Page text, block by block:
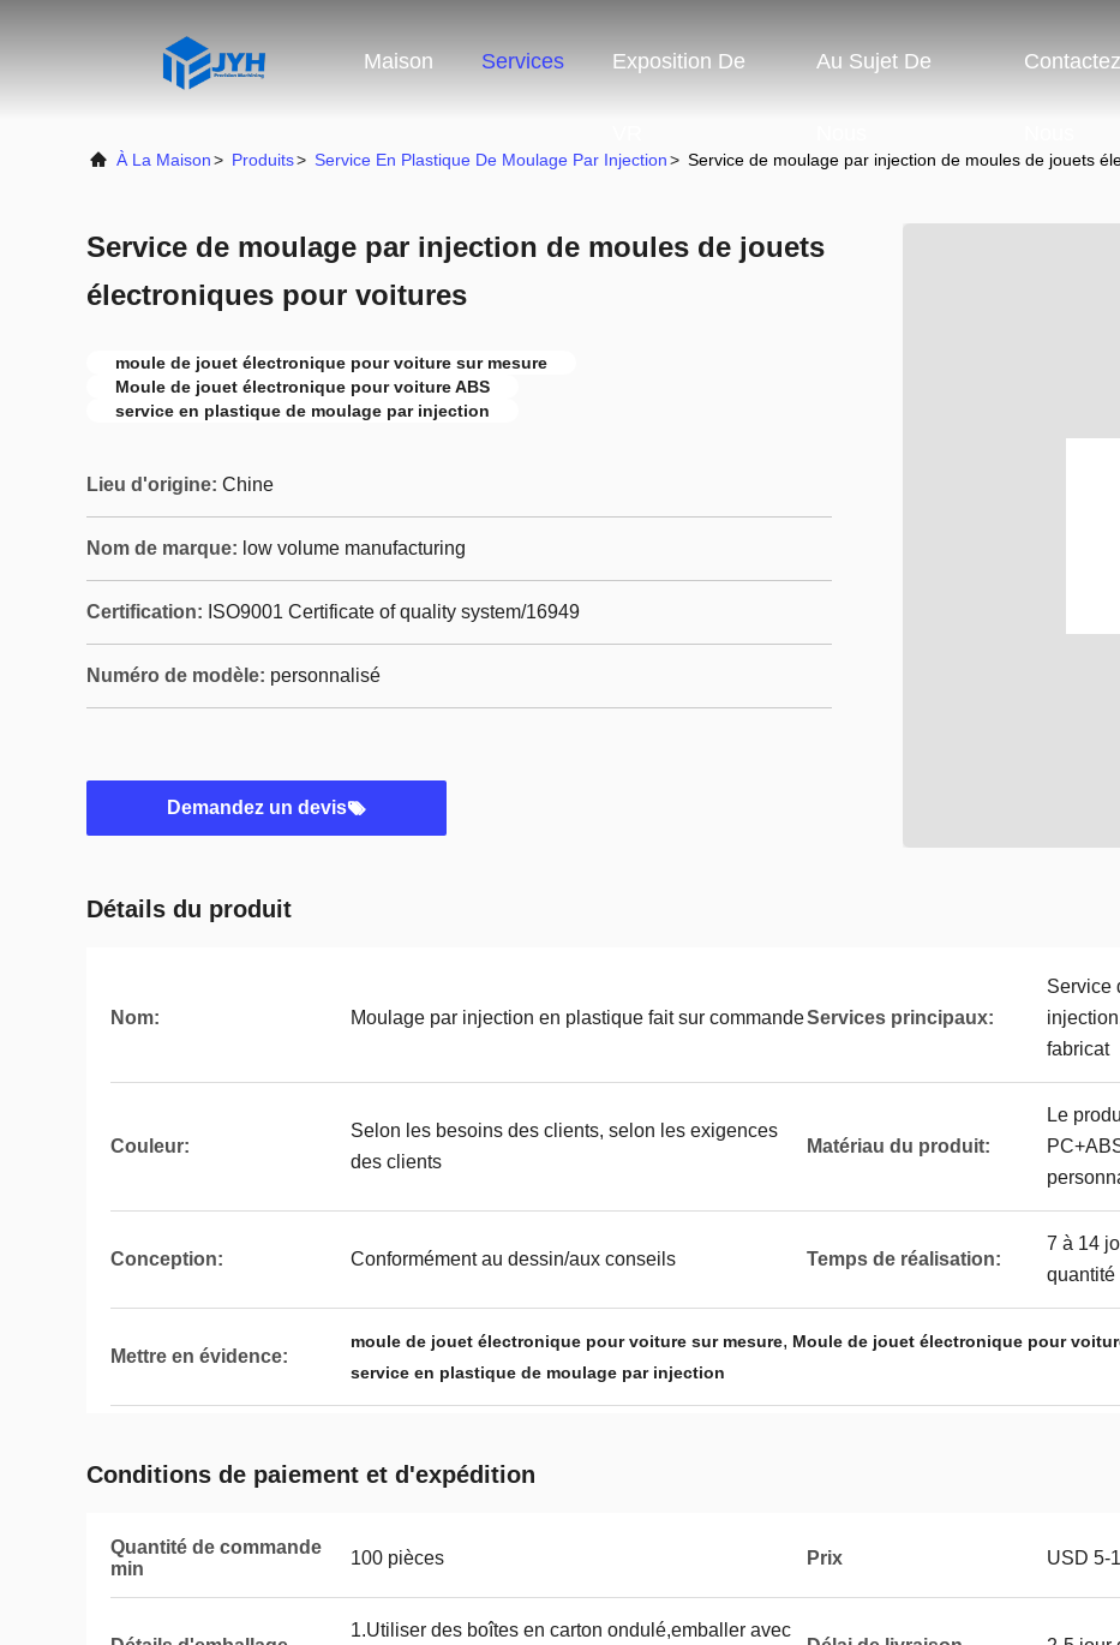
Maison Services Exposition De Au Sujet De
À La Maison> Produits> Service En Plastique De Moulage Par Injection> Service de moulage par injection de moules de jouets
Service de moulage par injection de moules de jouets
électroniques pour voitures
moule de jouet électronique pour voiture sur mesure
Moule de jouet électronique pour voiture ABS
service en plastique de moulage par injection
Lieu d'origine: Chine
Nom de marque: low volume manufacturing
Certification: ISO9001 Certificate of quality system/16949
Numéro de modèle: personnalisé
Demandez un devis
Détails du produit
Nom: Moulage par injection en plastique fait sur commandeServices principaux:
Service
fabricat
Couleur:
Selon les besoins des clients, selon les exigences
des clients
Matériau du produit:
Le
Conception: Conformément au dessin/aux conseils Temps de réalisation:
7 à 14
quantité
Mettre en évidence:
moule de jouet électronique pour voiture sur mesure, Moule de jouet électronique pour
service en plastique de moulage par injection
Conditions de paiement et d'expédition
Quantité de commande
min
100 pièces Prix USD 5-
1.Utiliser des boîtes en carton ondulé,emballer avec